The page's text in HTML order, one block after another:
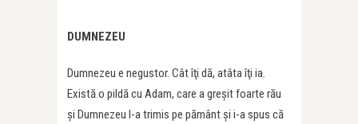
DUMNEZEU
Dumnezeu e negustor. Cât îţi dă, atâta îţi ia.
Există o pildă cu Adam, care a greşit foarte rău
şi Dumnezeu l-a trimis pe pământ şi i-a spus că